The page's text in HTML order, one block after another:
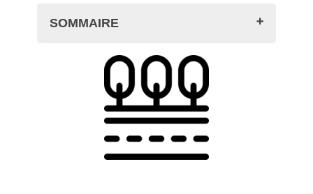
SOMMAIRE
Pourquoi prévoir un itinéraire routier
Choisissez votre itinéraire routier
Cartes routières, atlas routier
Cartes Michelin